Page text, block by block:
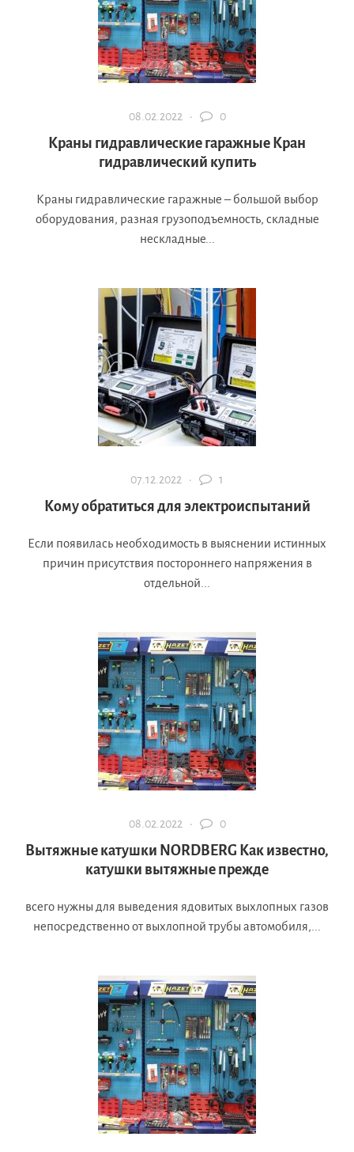
08.02.2022 · 0
Краны гидравлические гаражные Кран
гидравлический купить
Краны гидравлические гаражные – большой выбор
оборудования, разная грузоподъемность, складные
нескладные...
07.12.2022 · 1
Кому обратиться для электроиспытаний
Если появилась необходимость в выяснении истинных
причин присутствия постороннего напряжения в
отдельной...
08.02.2022 · 0
Вытяжные катушки NORDBERG Как известно,
катушки вытяжные прежде
всего нужны для выведения ядовитых выхлопных газов
непосредственно от выхлопной трубы автомобиля,...